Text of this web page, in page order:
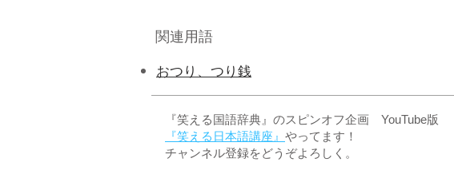
関連用語
おつり、つり銭
『笑える国語辞典』のスピンオフ企画 YouTube版
『笑える日本語講座』 やってます！
チャンネル登録をどうぞよろしく。